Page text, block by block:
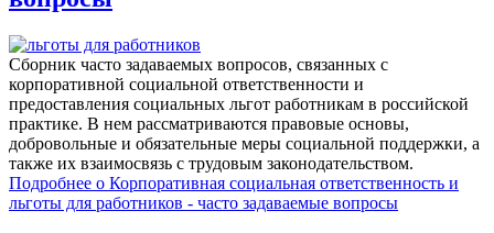
Сборник часто задаваемых вопросов, связанных c
корпоративной социальной ответственности и
предоставления социальных льгот работникам в российской
практике. В нем рассматриваются правовые основы,
добровольные и обязательные меры социальной поддержки, а
также их взаимосвязь с трудовым законодательством.
Подробнее о Корпоративная социальная ответственность и
льготы для работников - часто задаваемые вопросы